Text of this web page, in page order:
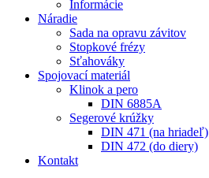
Informácie
Náradie
Sada na opravu závitov
Stopkové frézy
Sťahováky
Spojovací materiál
Klinok a pero
DIN 6885A
Segerové krúžky
DIN 471 (na hriadeľ)
DIN 472 (do diery)
Kontakt